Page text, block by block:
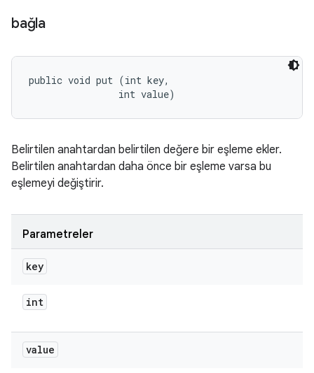
bağla
public void put (int key,
                int value)
Belirtilen anahtardan belirtilen değere bir eşleme ekler.
Belirtilen anahtardan daha önce bir eşleme varsa bu
eşlemeyi değiştirir.
Parametreler
key
int
value